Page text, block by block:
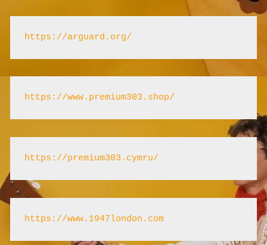
https://arguard.org/
https://www.premium303.shop/
https://premium303.cymru/
https://www.1947london.com